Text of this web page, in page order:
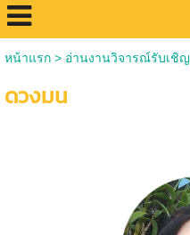
หน้าแรก> อ่านงานวิจารณ์รับเชิญ
ดวงมน